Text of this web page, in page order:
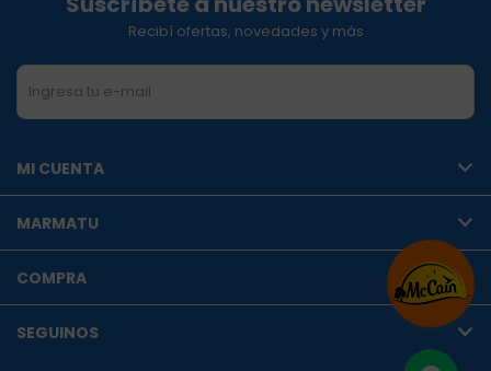
Recibí ofertas, novedades y más
MI CUENTA
MARMATU
COMPRA
SEGUINOS